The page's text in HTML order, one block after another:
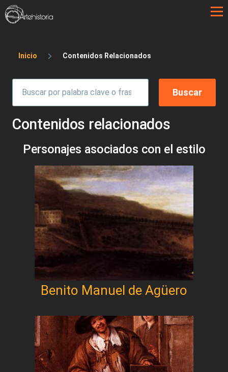
Pasar al contenido principal
Sobrescribir enlaces de ayuda a la
Inicio Contenidos Relacionados
Contenidos relacionados
Personajes asociados con el estilo
Benito Manuel de Agüero